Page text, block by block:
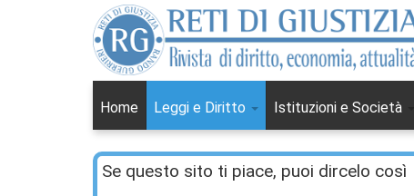
Home Leggi e Diritto Istituzioni e Società
Se questo sito ti piace, puoi dircelo così